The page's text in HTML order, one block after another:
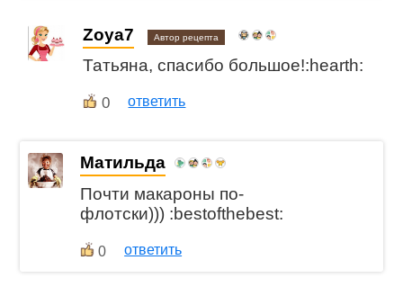
Zoya7 Автор рецепта
Татьяна, спасибо большое!:hearth:
0 ответить
Матильда
Почти макароны по-
флотски))) :bestofthebest:
0 ответить